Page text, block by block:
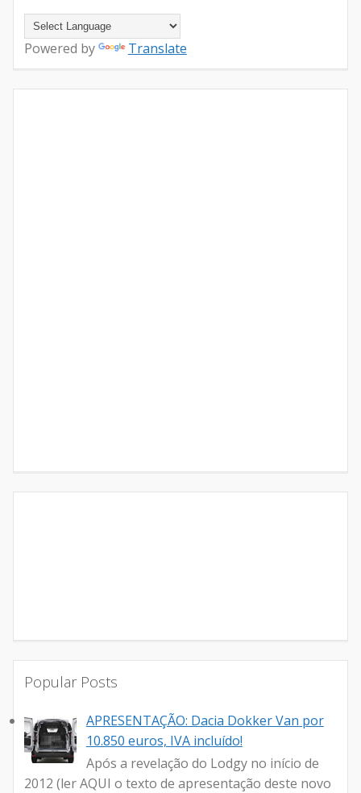
Powered by Translate
Popular Posts
APRESENTAÇÃO: Dacia Dokker Van por
10.850 euros, IVA incluído!
Após a revelação do Lodgy no início de
2012 (ler AQUI o texto de apresentação deste novo